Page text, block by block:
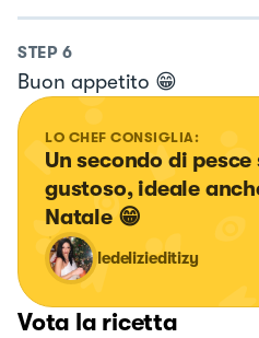
STEP 6
Buon appetito 😁
LO CHEF CONSIGLIA:
Un secondo di
gustoso, ideale
Natale 😁
ledelizieditizy
Vota la ricetta